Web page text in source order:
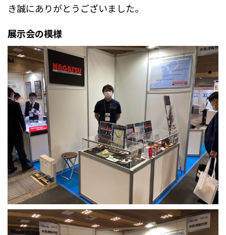
き誠にありがとうございました。
展示会の模様